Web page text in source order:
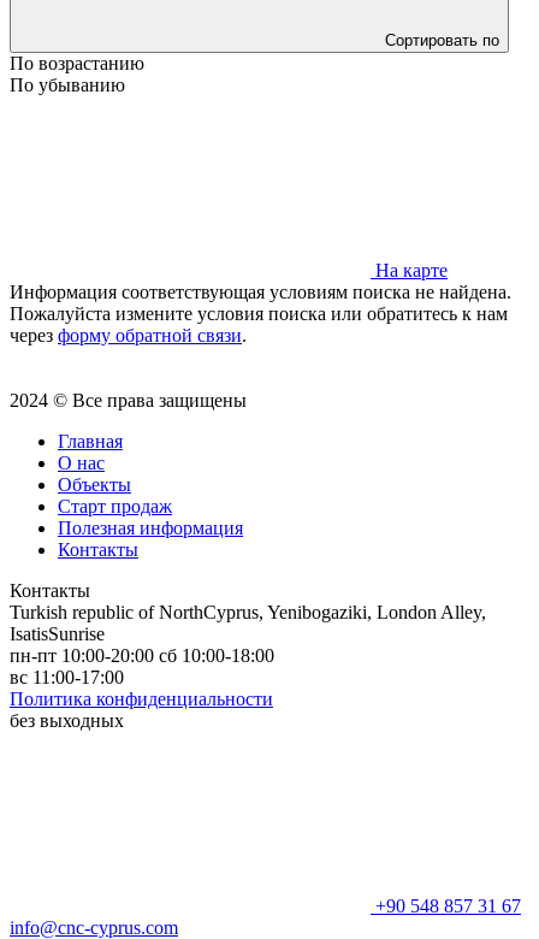
Сортировать по
По возрастанию
По убыванию
На карте
Информация соответствующая условиям поиска не найдена.
Пожалуйста измените условия поиска или обратитесь к нам
через форму обратной связи.
2024 © Все права защищены
Главная
О нас
Объекты
Старт продаж
Полезная информация
Контакты
Контакты
Turkish republic of NorthCyprus, Yenibogaziki, London Alley,
IsatisSunrise
пн-пт 10:00-20:00 сб 10:00-18:00
вс 11:00-17:00
Политика конфиденциальности
без выходных
+90 548 857 31 67
info@cnc-cyprus.com